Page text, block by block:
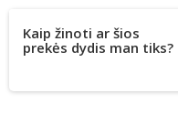
Kaip žinoti ar šios
prekės dydis man tiks?